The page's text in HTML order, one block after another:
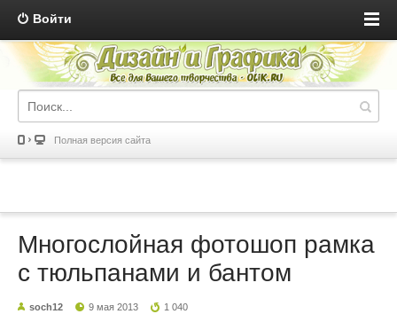
Войти
Полная версия сайта
Многослойная фотошоп рамка
с тюльпанами и бантом
soch12 9 мая 2013 1 040